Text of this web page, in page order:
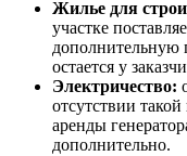
Жилье для
участке
дополнительную
остается у
Электричество:
отсутствии
аренды
дополнительно.